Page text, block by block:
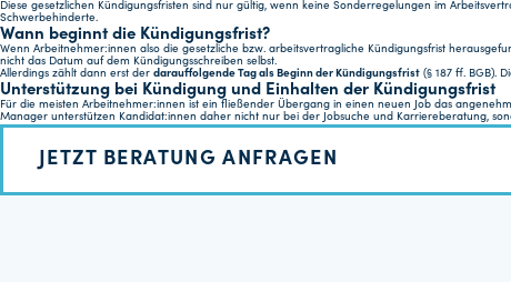
Diese gesetzlichen Kündigungsfristen sind nur gültig, wenn keine Sonderregelungen im
Schwerbehinderte.
Wann beginnt die Kündigungsfrist?
Wenn Arbeitnehmer:innen also die gesetzliche bzw. arbeitsvertragliche Kündigungsfrist
nicht das Datum auf dem Kündigungsschreiben selbst.
Allerdings zählt dann erst der darauffolgende Tag als Beginn der Kündigungsfrist (§ 187 ff. BGB).
Unterstützung bei Kündigung und Einhalten der Kündigungsfrist
Für die meisten Arbeitnehmer:innen ist ein fließender Übergang in einen neuen Job das
Manager unterstützen Kandidat:innen daher nicht nur bei der Jobsuche und Karriereberatung,
JETZT BERATUNG ANFRAGEN